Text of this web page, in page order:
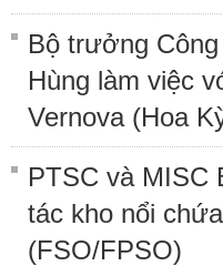
Bộ trưởng
Hùng làm việc
Vernova (Hoa
PTSC và MISC
tác kho nổi
(FSO/FPSO)